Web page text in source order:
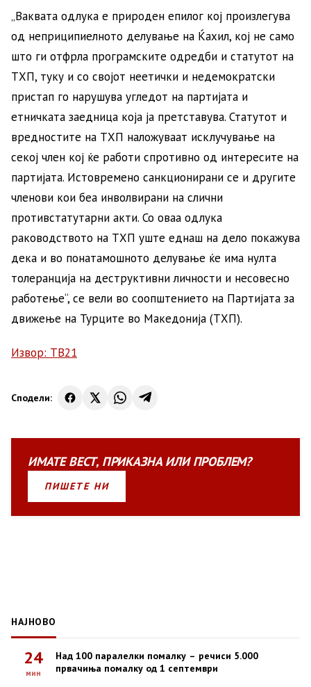
„Ваквата одлука е природен епилог кој произлегува
од неприципиелното делување на Ќахил, кој не само
што ги отфрла програмските одредби и статутот на
ТХП, туку и со својот неетички и недемократски
пристап го нарушува угледот на партијата и
етничката заедница која ја претставува. Статутот и
вредностите на ТХП наложуваат исклучување на
секој член кој ќе работи спротивно од интересите на
партијата. Истовремено санкционирани се и другите
членови кои беа инволвирани на слични
противстатутарни акти. Со оваа одлука
раководството на ТХП уште еднаш на дело покажува
дека и во понатамошното делување ќе има нулта
толеранција на деструктивни личности и несовесно
работење“, се вели во соопштението на Партијата за
движење на Турците во Македонија (ТХП).
Извор: ТВ21
Сподели:
ИМАТЕВЕСТ, ПРИКАЗНАИЛИПРОБЛЕМ?
ПИШЕТЕ НИ
НАЈНОВО
24
мин
Над 100 паралелки помалку – речиси 5.000
првачиња помалку од 1 септември